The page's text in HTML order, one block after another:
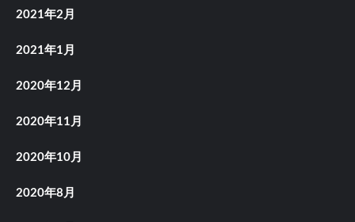
2021年2月
2021年1月
2020年12月
2020年11月
2020年10月
2020年8月